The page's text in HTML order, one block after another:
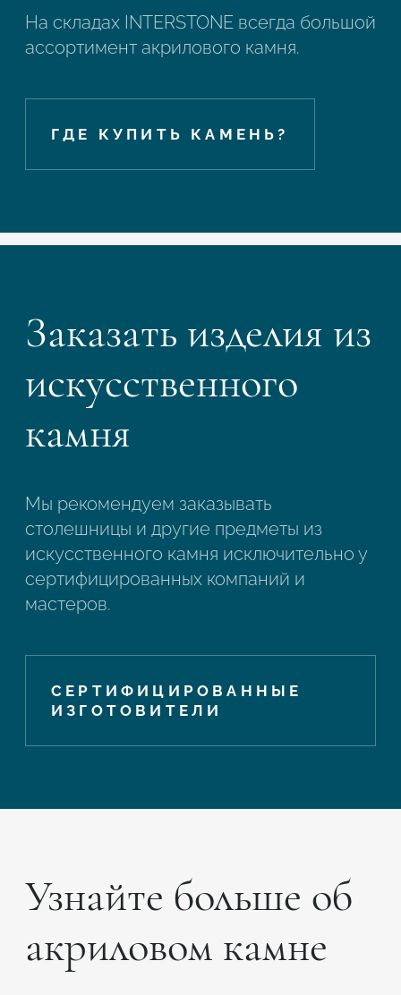
На складах INTERSTONE всегда большой
ассортимент акрилового камня.
ГДЕ КУПИТЬ КАМЕНЬ?
Заказать изделия из
искусственного
камня
Мы рекомендуем заказывать
столешницы и другие предметы из
искусственного камня исключительно у
сертифицированных компаний и
мастеров.
СЕРТИФИЦИРОВАННЫЕ
ИЗГОТОВИТЕЛИ
Узнайте больше об
акриловом камне